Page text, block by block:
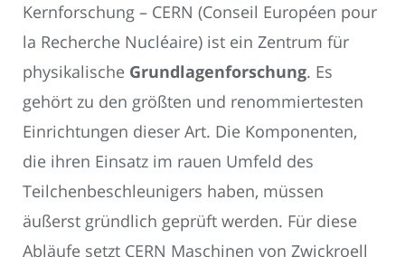
Kernforschung – CERN (Conseil Européen pour
la Recherche Nucléaire) ist ein Zentrum für
physikalische Grundlagenforschung. Es
gehört zu den größten und renommiertesten
Einrichtungen dieser Art. Die Komponenten,
die ihren Einsatz im rauen Umfeld des
Teilchenbeschleunigers haben, müssen
äußerst gründlich geprüft werden. Für diese
Abläufe setzt CERN Maschinen von Zwickroell